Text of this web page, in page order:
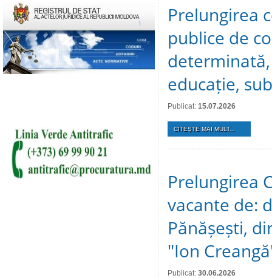
Prelungirea
publice de
educație,
Publicat: 15.07.2026
CITEŞTE MAI MULT...
Prelungirea
vacante de:
Pănășești,
"Ion
Publicat: 30.06.2026